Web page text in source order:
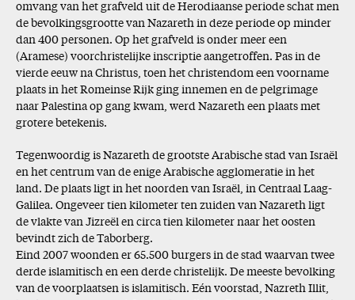
omvang van het grafveld uit de Herodiaanse periode schat men
de bevolkingsgrootte van Nazareth in deze periode op minder
dan 400 personen. Op het grafveld is onder meer een
(Aramese) voorchristelijke inscriptie aangetroffen. Pas in de
vierde eeuw na Christus, toen het christendom een voorname
plaats in het Romeinse Rijk ging innemen en de pelgrimage
naar Palestina op gang kwam, werd Nazareth een plaats met
grotere betekenis.
Tegenwoordig is Nazareth de grootste Arabische stad van Israël
en het centrum van de enige Arabische agglomeratie in het
land. De plaats ligt in het noorden van Israël, in Centraal Laag-
Galilea. Ongeveer tien kilometer ten zuiden van Nazareth ligt
de vlakte van Jizreël en circa tien kilometer naar het oosten
bevindt zich de Taborberg.
Eind 2007 woonden er 65.500 burgers in de stad waarvan twee
derde islamitisch en een derde christelijk. De meeste bevolking
van de voorplaatsen is islamitisch. Eén voorstad, Nazreth Illit,